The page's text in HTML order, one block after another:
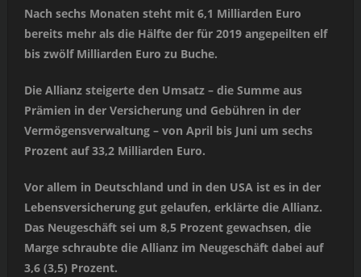
Nach sechs Monaten steht mit 6,1 Milliarden Euro
bereits mehr als die Hälfte der für 2019 angepeilten elf
bis zwölf Milliarden Euro zu Buche.
Die Allianz steigerte den Umsatz – die Summe aus
Prämien in der Versicherung und Gebühren in der
Vermögensverwaltung – von April bis Juni um sechs
Prozent auf 33,2 Milliarden Euro.
Vor allem in Deutschland und in den USA ist es in der
Lebensversicherung gut gelaufen, erklärte die Allianz.
Das Neugeschäft sei um 8,5 Prozent gewachsen, die
Marge schraubte die Allianz im Neugeschäft dabei auf
3,6 (3,5) Prozent.